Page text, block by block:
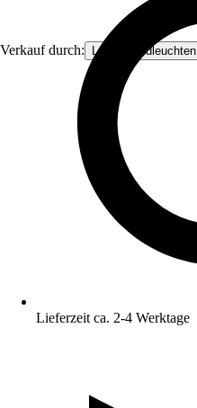
Verkauf durch: Lampenundleuchten
Lieferzeit ca. 2-4 Werktage